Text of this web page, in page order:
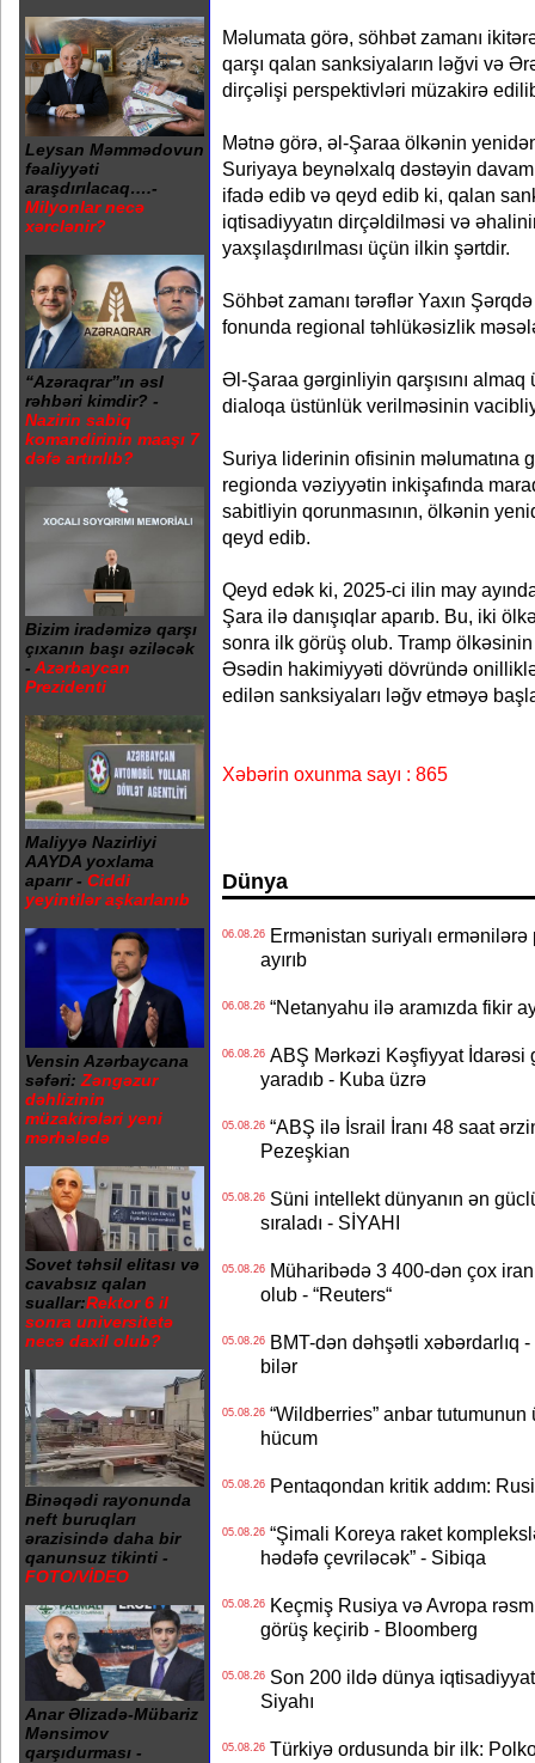
Leysan Məmmədovun
fəaliyyəti
araşdırılacaq….-
Milyonlar necə
xərclənir?
“Azəraqrar”ın əsl
rəhbəri kimdir? -
Nazirin sabiq
komandirinin maaşı 7
dəfə artırılıb?
Bizim iradəmizə qarşı
çıxanın başı əziləcək
- Azərbaycan
Prezidenti
Maliyyə Nazirliyi
AAYDA yoxlama
aparır - Ciddi
yeyintilər aşkarlanıb
Vensin Azərbaycana
səfəri: Zəngəzur
dəhlizinin
müzakirələri yeni
mərhələdə
Sovet təhsil elitası və
cavabsız qalan
suallar:Rektor 6 il
sonra universitetə
necə daxil olub?
Binəqədi rayonunda
neft buruqları
ərazisində daha bir
qanunsuz tikinti -
FOTO/VİDEO
Anar Əlizadə-Mübariz
Mənsimov
qarşıdurması -
Məlumata görə, söhbət zamanı
qarşı qalan sanksiyaların ləğvi və
dirçəlişi perspektivləri müzakirə
Mətnə görə, əl-Şaraa ölkənin
Suriyaya beynəlxalq dəstəyin
ifadə edib və qeyd edib ki, qalan
iqtisadiyyatın dirçəldilməsi və
yaxşılaşdırılması üçün ilkin şərtdir.
Söhbət zamanı tərəflər Yaxın
fonunda regional təhlükəsizlik
Əl-Şaraa gərginliyin qarşısını
dialoqa üstünlük verilməsinin
Suriya liderinin ofisinin məlumatına
regionda vəziyyətin inkişafında
sabitliyin qorunmasının, ölkənin
qeyd edib.
Qeyd edək ki, 2025-ci ilin may
Şara ilə danışıqlar aparıb. Bu, iki
sonra ilk görüş olub. Tramp
Əsədin hakimiyyəti dövründə
edilən sanksiyaları ləğv etməyə
Xəbərin oxunma sayı : 865
Dünya
06.08.26Ermənistan suriyalı ermənilərə
ayırıb
06.08.26“Netanyahu ilə aramızda fikir
06.08.26ABŞ Mərkəzi Kəşfiyyat İdarəsi
yaradıb - Kuba üzrə
05.08.26“ABŞ ilə İsrail İranı 48 saat
Pezeşkian
05.08.26Süni intellekt dünyanın ən
sıraladı - SİYAHI
05.08.26Müharibədə 3 400-dən çox
olub - “Reuters“
05.08.26BMT-dən dəhşətli xəbərdarlıq
bilər
05.08.26“Wildberries” anbar tutumunun
hücum
05.08.26Pentaqondan kritik addım:
05.08.26“Şimali Koreya raket
hədəfə çevriləcək” - Sibiqa
05.08.26Keçmiş Rusiya və Avropa
görüş keçirib - Bloomberg
05.08.26Son 200 ildə dünya
Siyahı
05.08.26Türkiyə ordusunda bir ilk: